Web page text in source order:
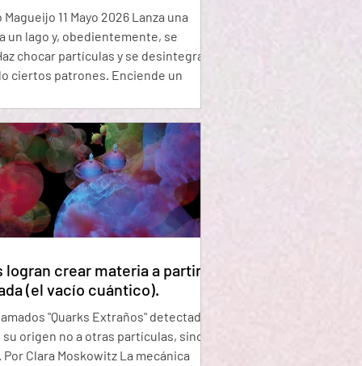
11 Mayo 2026 Lanza una
un lago y, obedientemente, se
chocar partículas y se desintegran
ciertos patrones. Enciende un
y drama cósmico, parece operar
consistente y predecible. Los
yo solemos atribuir este hecho
a lo que llamamos las leyes de
Estas leyes se aplican igual en
la misma fuerza de gr
logran crear materia a partir
(el vacío cuántico).
"Quarks Extraños" detectados
origen no a otras partículas, sino a
Por Clara Moskowitz La mecánica